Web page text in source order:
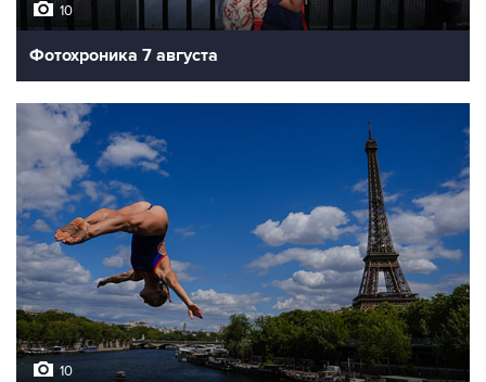
10
Фотохроника 7 августа
10